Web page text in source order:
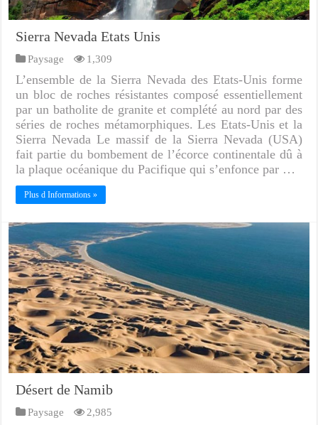
Sierra Nevada Etats Unis
Paysage 1,309
L’ensemble de la Sierra Nevada des Etats-Unis forme
un bloc de roches résistantes composé essentiellement
par un batholite de granite et complété au nord par des
séries de roches métamorphiques. Les Etats-Unis et la
Sierra Nevada Le massif de la Sierra Nevada (USA)
fait partie du bombement de l’écorce continentale dû à
la plaque océanique du Pacifique qui s’enfonce par …
Plus d Informations »
Désert de Namib
Paysage 2,985